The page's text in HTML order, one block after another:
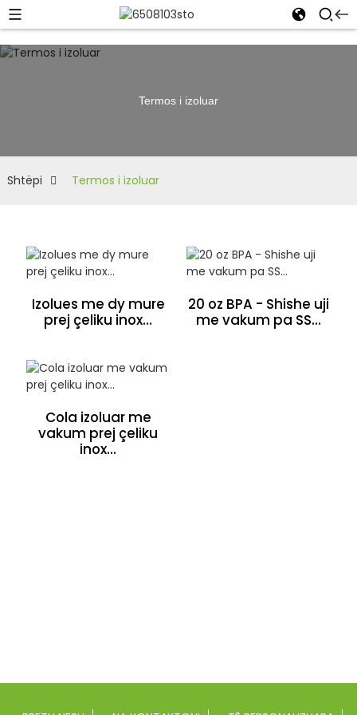
Termos i izoluar
Shtëpi Termos i izoluar
Izolues me dy mure
prej çeliku inox...
20 oz BPA - Shishe uji
me vakum pa SS...
Cola izoluar me
vakum prej çeliku
inox...